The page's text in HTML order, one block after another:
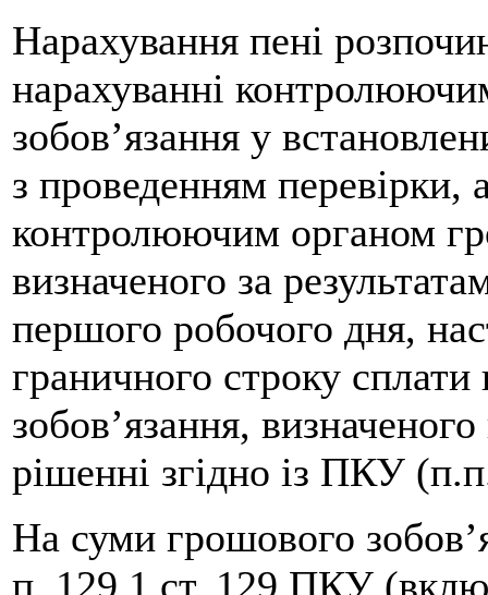
Нарахування пені
нарахуванні
зобов’язання у
з проведенням перевірки,
контролюючим органом
визначеного за
першого робочого дня,
граничного строку сплати
зобов’язання,
рішенні згідно із ПКУ
На суми грошового
п. 129.1 ст. 129 ПКУ